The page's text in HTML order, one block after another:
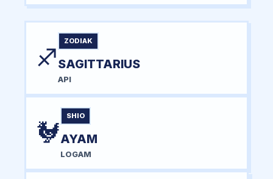
♐
ZODIAK
SAGITTARIUS
API
🐓
SHIO
AYAM
LOGAM